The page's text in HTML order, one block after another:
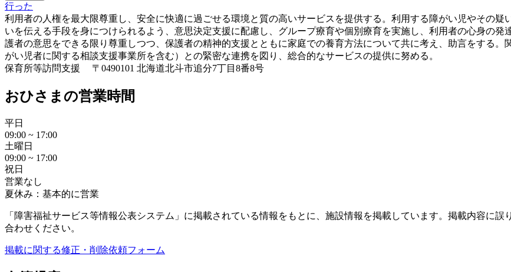
行った
利用者の人権を最大限尊重し、安全に快適に過ごせる環境と質の高いサービスを提供する。利用する障がい児やその
いを伝える手段を身につけられるよう、意思決定支援に配慮し、グループ療育や個別療育を実施し、利用者の心身の
護者の意思をできる限り尊重しつつ、保護者の精神的支援とともに家庭での養育方法について共に考え、助言をする
がい児者に関する相談支援事業所を含む）との緊密な連携を図り、総合的なサービスの提供に努める。
保育所等訪問支援 〒0490101 北海道北斗市追分7丁目8番8号
おひさまの営業時間
平日
09:00 ~ 17:00
土曜日
09:00 ~ 17:00
祝日
営業なし
夏休み：基本的に営業
「障害福祉サービス等情報公表システム」に掲載されている情報をもとに、施設情報を掲載しています。掲載内容に
合わせください。
掲載に関する修正・削除依頼フォーム